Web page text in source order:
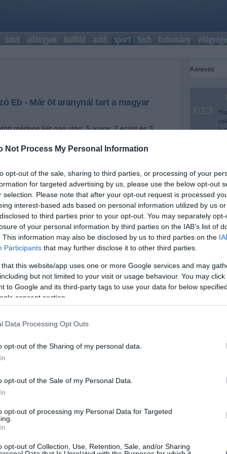
Not Process My Personal Information
opt-out of the sale, sharing to third parties, or processing of your
for targeted advertising by us, please use the below opt-out
selection. Please note that after your opt-out request is processed
interest-based ads based on personal information utilized by us
to third parties prior to your opt-out. You may separately
of your personal information by third parties on the IAB’s list of
This information may also be disclosed by us to third parties on the
Participants that may further disclose it to other third parties.
that this website/app uses one or more Google services and may
but not limited to your visit or usage behaviour. You may
to Google and its third-party tags to use your data for below
consent section.
Data Processing Opt Outs
opt-out of the Sharing of my personal data.
opt-out of the Sale of my Personal Data.
opt-out of processing my Personal Data for Targeted
opt-out of Collection, Use, Retention, Sale, and/or Sharing
üzlet adóügyek külföld autó sport tech tudomány világvége
Eb - Már öt aranynál tart a magyar
mérlege két nap után: 5 arany, 2 ezüst és 3
tart a magyar válogatott a gödöllői uszonyosúszó
szerint a második versenynapon Pernyész
Nándor is megszerezte második elsőségét, előbbi a
gyors döntőjében győzött, Kiss pedig a 200-
nyerte meg. A harmadik csütörtöki aranyat Mozsár
1500 felszíni kategóriában volt a leggyorsabb.
200 uszonyos gyors mezőnyében második lett,
Bence is dobogóra állt, ő a bronzérmet szerezte
Blaszák Lilla is, miután a női 200 felszíni döntőben a
idővel csapott célba, mint ahogy bronzot gyűjtött be
váltó Cséplő Kelennel, Suba Sárával, Wórum
öt Eb-győzelem benne van ebben a
a félidőben már megvan az öt arany, és a
még tartalékok. Tudom, hogy egy-egy
győzött, vagy állt dobogóra, a lényeg azonban az,
eredményességét elsősorban az érmek
meg, és ebből a szempontból jól teljesítünk." -
elnöke.
mérlege két nap után: 5 arany, 2 ezüst és 3
12:20
8:04
22:22
A
Nem is
AZ